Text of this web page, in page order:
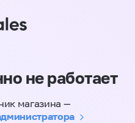
не работает
магазина —